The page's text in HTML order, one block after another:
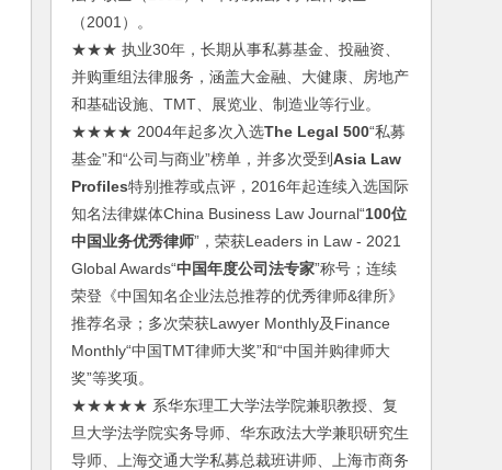
（2001）。
★★★ 执业30年，长期从事私募基金、投融资、
并购重组法律服务，涵盖大金融、大健康、房地产
和基础设施、TMT、展览业、制造业等行业。
★★★★ 2004年起多次入选The Legal 500“私募
基金”和“公司与商业”榜单，并多次受到Asia Law
Profiles特别推荐或点评，2016年起连续入选国际
知名法律媒体China Business Law Journal“100位
中国业务优秀律师”，荣获Leaders in Law - 2021
Global Awards“中国年度公司法专家”称号；连续
荣登《中国知名企业法总推荐的优秀律师&律所》
推荐名录；多次荣获Lawyer Monthly及Finance
Monthly“中国TMT律师大奖”和“中国并购律师大
奖”等奖项。
★★★★★ 系华东理工大学法学院兼职教授、复
旦大学法学院实务导师、华东政法大学兼职研究生
导师、上海交通大学私募总裁班讲师、上海市商务